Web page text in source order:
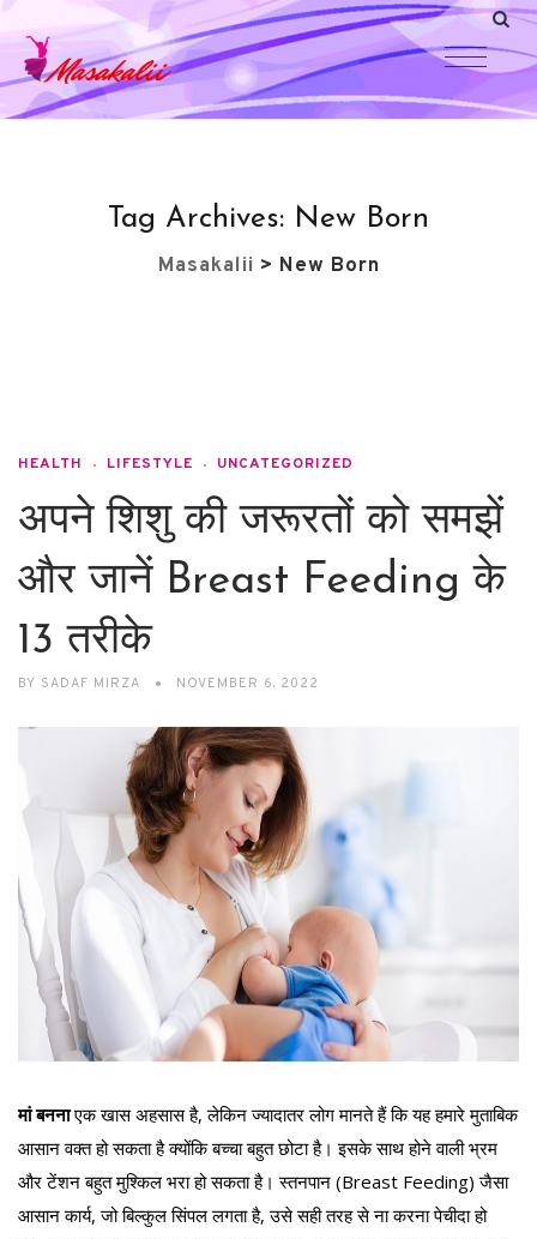
Tag Archives: New Born
Masakalii > New Born
HEALTH LIFESTYLE UNCATEGORIZED
अपने शिशु की जरूरतों को समझें
और जानें Breast Feeding के
13 तरीके
BY SADAF MIRZA NOVEMBER 6, 2022
मां बननाएक खास अहसास है, लेकिन ज्यादातर लोग मानते हैं कि यह हमारे मुताबिक
आसान वक्त हो सकता है क्योंकि बच्चा बहुत छोटा है। इसके साथ होने वाली भ्रम
और टेंशन बहुत मुश्किल भरा हो सकता है। स्तनपान (Breast Feeding) जैसा
आसान कार्य, जो बिल्कुल सिंपल लगता है, उसे सही तरह से ना करना पेचीदा हो